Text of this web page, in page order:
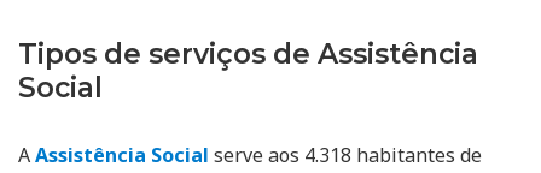
Tipos de serviços de Assistência
Social
AAssistência Social serve aos 4.318 habitantes de